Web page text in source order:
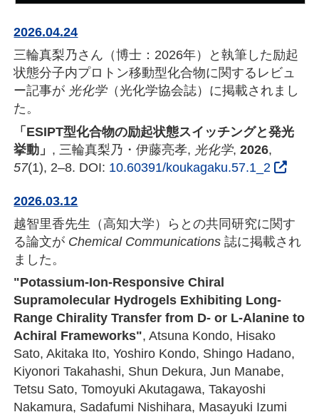
2026.04.24
三輪真梨乃さん（博士：2026年）と執筆した励起
状態分子内プロトン移動型化合物に関するレビュ
ー記事が 光化学（光化学協会誌）に掲載されまし
た。
「ESIPT型化合物の励起状態スイッチングと発光
挙動」 , 三輪真梨乃・伊藤亮孝, 光化学,2026,
57(1), 2–8. DOI: 10.60391/koukagaku.57.1_2
2026.03.12
越智里香先生（高知大学）らとの共同研究に関す
る論文が Chemical Communications 誌に掲載され
ました。
"Potassium-Ion-Responsive Chiral
Supramolecular Hydrogels Exhibiting Long-
Range Chirality Transfer from D- or L-Alanine to
Achiral Frameworks", Atsuna Kondo, Hisako
Sato, Akitaka Ito, Yoshiro Kondo, Shingo Hadano,
Kiyonori Takahashi, Shun Dekura, Jun Manabe,
Tetsu Sato, Tomoyuki Akutagawa, Takayoshi
Nakamura, Sadafumi Nishihara, Masayuki Izumi